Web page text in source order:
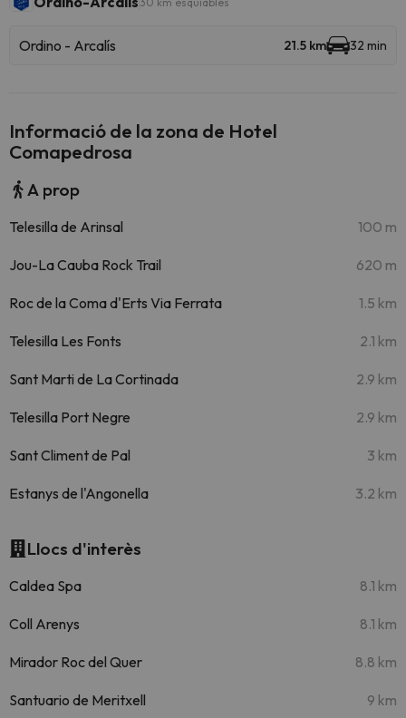
Ordino - Arcalís 21.5 km 32 min
Informació de la zona de Hotel
Comapedrosa
A prop
Telesilla de Arinsal 100 m
Jou-La Cauba Rock Trail 620 m
Roc de la Coma d'Erts Via Ferrata 1.5 km
Telesilla Les Fonts 2.1 km
Sant Marti de La Cortinada 2.9 km
Telesilla Port Negre 2.9 km
Sant Climent de Pal 3 km
Estanys de l'Angonella 3.2 km
Llocs d'interès
Caldea Spa 8.1 km
Coll Arenys 8.1 km
Mirador Roc del Quer 8.8 km
Santuario de Meritxell 9 km